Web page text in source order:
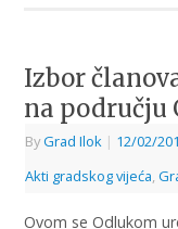
Izbor
na području
ByGrad Ilok | 12/02/
Akti gradskog vijeća,
Ovom se Odlukom